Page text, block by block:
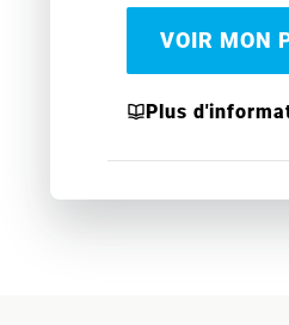
VOIR MON
Plus